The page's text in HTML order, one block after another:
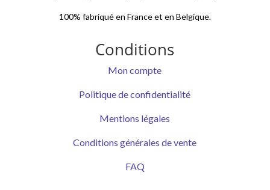
100% fabriqué en France et en Belgique.
Conditions
Mon compte
Politique de confidentialité
Mentions légales
Conditions générales de vente
FAQ